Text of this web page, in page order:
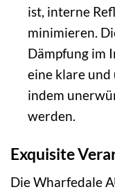
ist, interne
minimieren.
Dämpfung im
eine klare und
indem
werden.
Exquisite
Die Wharfedale